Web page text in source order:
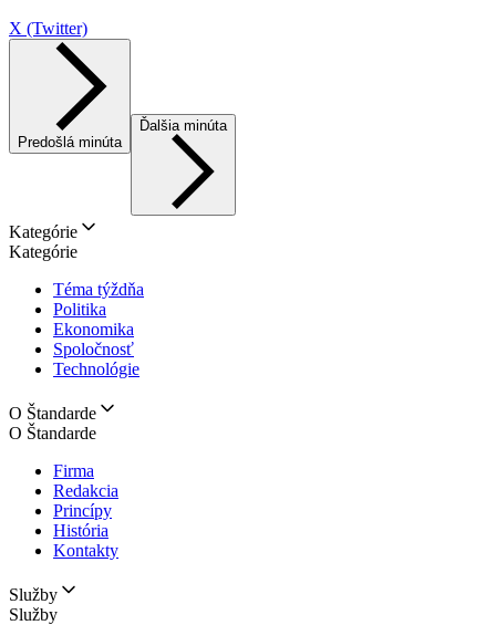
X (Twitter)
Predošlá minúta
Ďalšia minúta
Kategórie
Kategórie
Téma týždňa
Politika
Ekonomika
Spoločnosť
Technológie
O Štandarde
O Štandarde
Firma
Redakcia
Princípy
História
Kontakty
Služby
Služby